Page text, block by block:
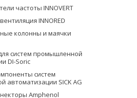
частоты INNOVERT
INNORED
колонны и маячки
систем промышленной
DI-Soric
систем
автоматизации SICK AG
Amphenol